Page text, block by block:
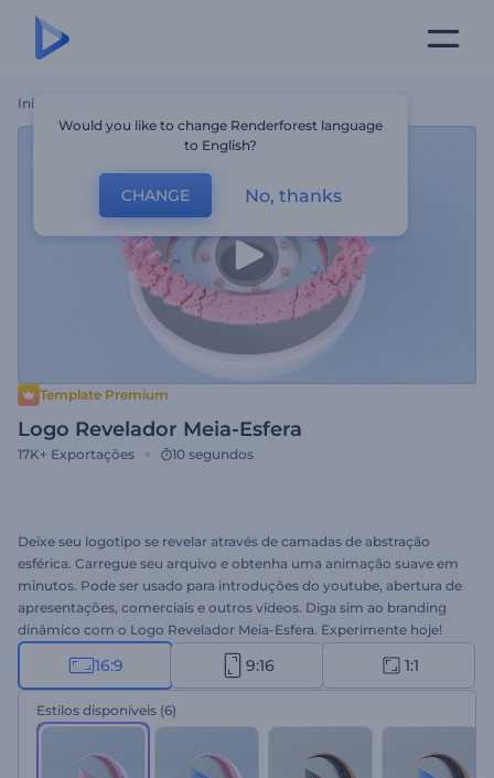
Início
Template Premium
Logo Revelador Meia-Esfera
17K+ Exportações 10 segundos
Deixe seu logotipo se revelar através de camadas de abstração
esférica. Carregue seu arquivo e obtenha uma animação suave em
minutos. Pode ser usado para introduções do youtube, abertura de
apresentações, comerciais e outros vídeos. Diga sim ao branding
dinâmico com o Logo Revelador Meia-Esfera. Experimente hoje!
16:9 9:16 1:1
Estilos disponíveis (6)
Would you like to change Renderforest language
to English?
CHANGE No, thanks